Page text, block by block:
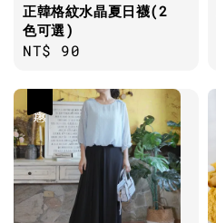
正韓格紋水晶夏日襪(2
色可選)
Regular
NT$ 90